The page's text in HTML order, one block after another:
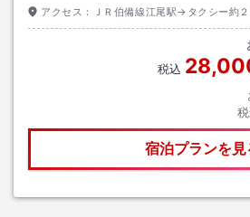
アクセス： ＪＲ伯備線江尾駅→タクシー約
税込
宿泊プランを見